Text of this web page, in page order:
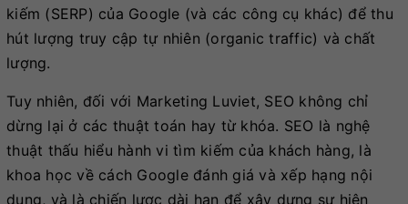
kiếm (SERP) của Google (và các công cụ khác) để thu
hút lượng truy cập tự nhiên (organic traffic) và chất
lượng.
Tuy nhiên, đối với Marketing Luviet, SEO không chỉ
dừng lại ở các thuật toán hay từ khóa. SEO là nghệ
thuật thấu hiểu hành vi tìm kiếm của khách hàng, là
khoa học về cách Google đánh giá và xếp hạng nội
dung, và là chiến lược dài hạn để xây dựng sự hiện